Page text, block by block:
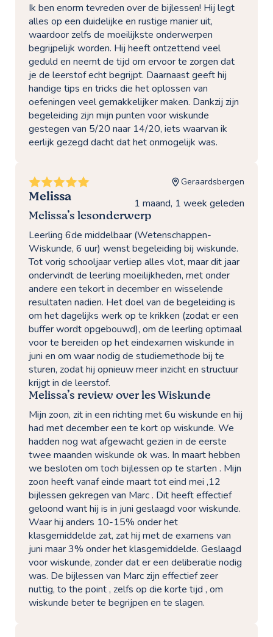
Ik ben enorm tevreden over de bijlessen! Hij legt
alles op een duidelijke en rustige manier uit,
waardoor zelfs de moeilijkste onderwerpen
begrijpelijk worden. Hij heeft ontzettend veel
geduld en neemt de tijd om ervoor te zorgen dat
je de leerstof echt begrijpt. Daarnaast geeft hij
handige tips en tricks die het oplossen van
oefeningen veel gemakkelijker maken. Dankzij zijn
begeleiding zijn mijn punten voor wiskunde
gestegen van 5/20 naar 14/20, iets waarvan ik
eerlijk gezegd dacht dat het onmogelijk was.
Melissa
Geraardsbergen
1 maand, 1 week geleden
Melissa’s lesonderwerp
Leerling 6de middelbaar (Wetenschappen-
Wiskunde, 6 uur) wenst begeleiding bij wiskunde.
Tot vorig schooljaar verliep alles vlot, maar dit jaar
ondervindt de leerling moeilijkheden, met onder
andere een tekort in december en wisselende
resultaten nadien. Het doel van de begeleiding is
om het dagelijks werk op te krikken (zodat er een
buffer wordt opgebouwd), om de leerling optimaal
voor te bereiden op het eindexamen wiskunde in
juni en om waar nodig de studiemethode bij te
sturen, zodat hij opnieuw meer inzicht en structuur
krijgt in de leerstof.
Melissa’s review over les Wiskunde
Mijn zoon, zit in een richting met 6u wiskunde en hij
had met december een te kort op wiskunde. We
hadden nog wat afgewacht gezien in de eerste
twee maanden wiskunde ok was. In maart hebben
we besloten om toch bijlessen op te starten . Mijn
zoon heeft vanaf einde maart tot eind mei ,12
bijlessen gekregen van Marc . Dit heeft effectief
geloond want hij is in juni geslaagd voor wiskunde.
Waar hij anders 10-15% onder het
klasgemiddelde zat, zat hij met de examens van
juni maar 3% onder het klasgemiddelde. Geslaagd
voor wiskunde, zonder dat er een deliberatie nodig
was. De bijlessen van Marc zijn effectief zeer
nuttig, to the point , zelfs op die korte tijd , om
wiskunde beter te begrijpen en te slagen.